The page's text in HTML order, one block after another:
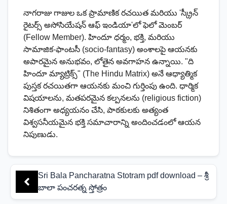
నాగరాజు గాజుల ఒక ప్రామాణిక రచయిత మరియు 'స్క్రీన్
రైటర్స్ అసోసియేషన్ ఆఫ్ ఇండియా'లో ఫెలో మెంబర్
(Fellow Member). హిందూ ధర్మం, భక్తి, మరియు
సామాజిక-ఫాంటసీ (socio-fantasy) అంశాలపై ఆయనకు
అపారమైన అనుభవం, లోతైన అవగాహన ఉన్నాయి. "ది
హిందూ మ్యాట్రిక్స్" (The Hindu Matrix) అనే ఆధ్యాత్మిక
పుస్తక రచయితగా ఆయనకు మంచి గుర్తింపు ఉంది. ధార్మిక
విషయాలను, మతపరమైన కల్పనలను (religious fiction)
నిశితంగా అధ్యయనం చేసి, పాఠకులకు అత్యంత
విశ్వసనీయమైన భక్తి సమాచారాన్ని అందించడంలో ఆయన
నిపుణుడు.
Sri Bala Pancharatna Stotram pdf download – శ్రీ
బాలా పంచరత్న స్తోత్రం